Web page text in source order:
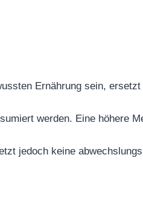
Ernährung sein,
werden. Eine höhere
jedoch keine